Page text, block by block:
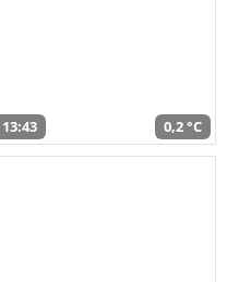
13:43 0,2 °C